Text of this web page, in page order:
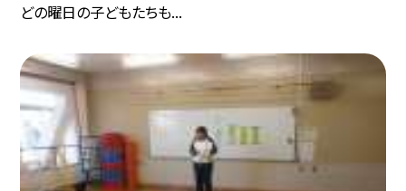
どの曜日の子どもたちも...